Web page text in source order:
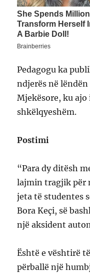
Pedagogu ka
ndjerës në
Mjekësore, ku
shkëlqyeshëm.
Postimi
“Para dy ditësh
lajmin tragjik për
jeta të studentes
Bora Keçi, së
një aksident
Është e vështirë
përballë një